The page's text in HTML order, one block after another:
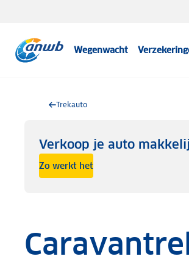
Wegenwacht
Trekauto
Verkoop je auto
Zo werkt het